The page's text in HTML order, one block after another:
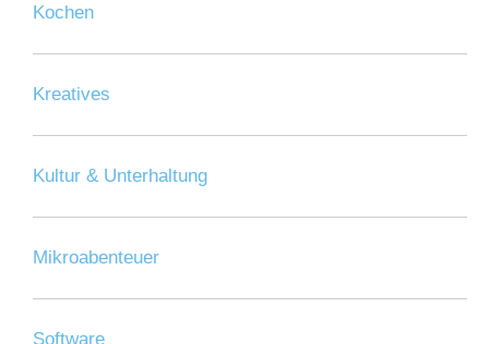
Kochen
Kreatives
Kultur & Unterhaltung
Mikroabenteuer
Software